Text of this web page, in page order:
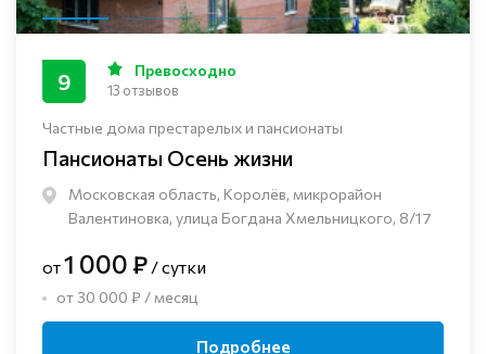
Частные дома престарелых и пансионаты
Пансионаты Осень жизни
Московская область, Королёв, микрорайон
Валентиновка, улица Богдана Хмельницкого, 8/17
9 Превосходно
13 отзывов
от1 000 ₽ / сутки
от 30 000 ₽ / месяц
Подробнее